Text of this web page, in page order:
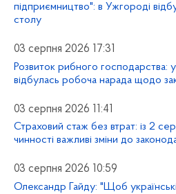
підприємництво": в Ужгороді
столу
03 серпня 2026 17:31
Розвиток рибного господарства:
відбулась робоча нарада щодо
03 серпня 2026 11:41
Страховий стаж без втрат: із 2
чинності важливі зміни до
03 серпня 2026 10:59
Олександр Гайду: "Щоб